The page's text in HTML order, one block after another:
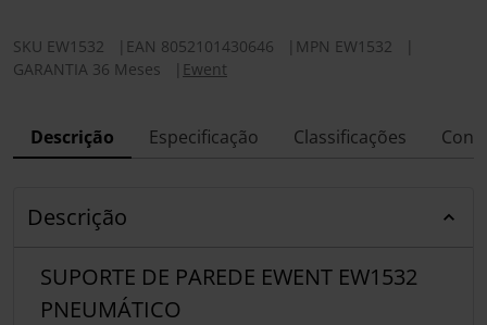
SKU EW1532 EAN 8052101430646 MPN EW1532
GARANTIA 36 Meses
Ewent
Descrição Especificação Classificações
Descrição
SUPORTE DE PAREDE EWENT EW1532
PNEUMÁTICO